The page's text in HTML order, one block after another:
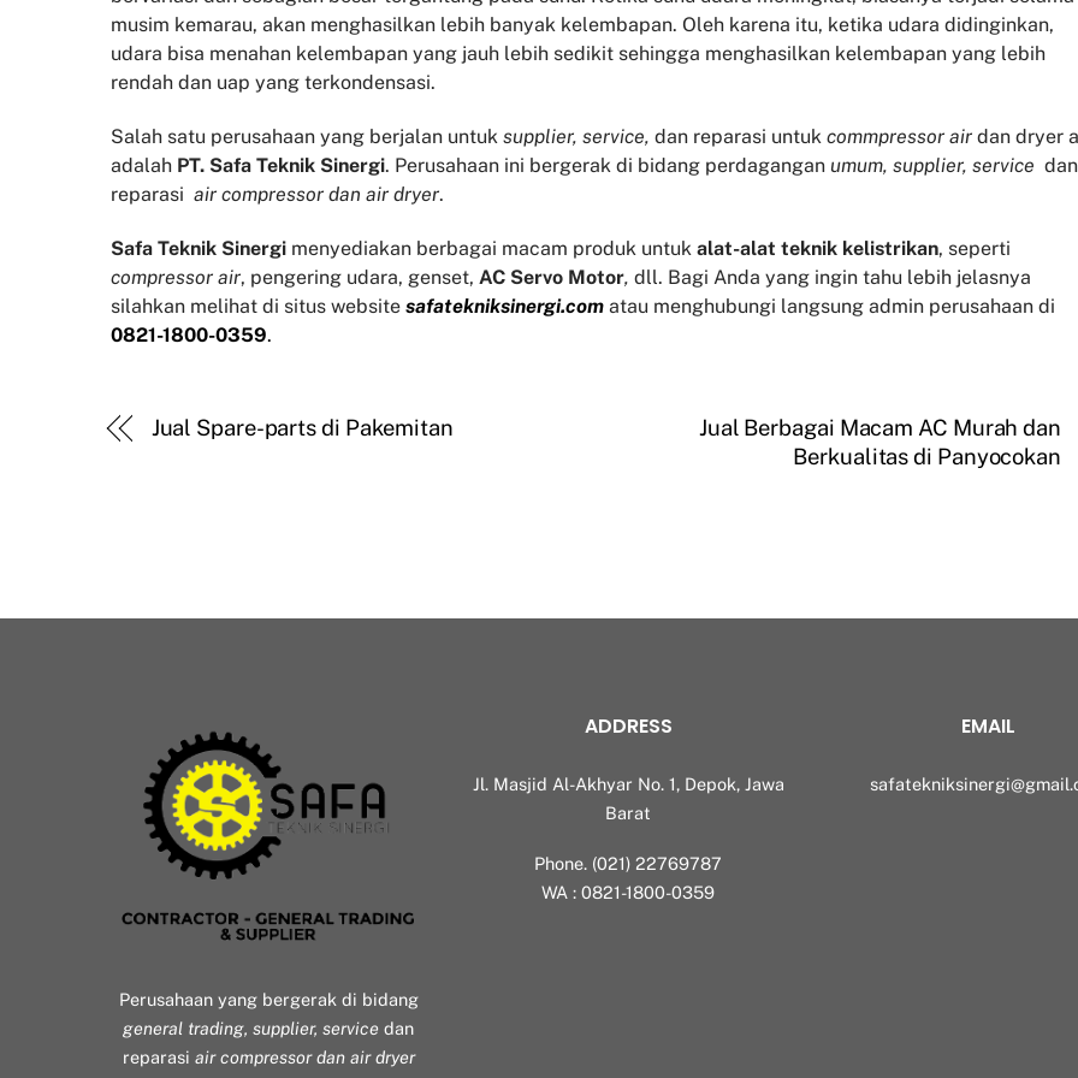
musim kemarau, akan menghasilkan lebih banyak kelembapan. Oleh karena itu, ketika udara didinginkan,
udara bisa menahan kelembapan yang jauh lebih sedikit sehingga menghasilkan kelembapan yang lebih
rendah dan uap yang terkondensasi.
Salah satu perusahaan yang berjalan untuk supplier, service, dan reparasi untuk commpressor air dan dryer
adalah PT. Safa Teknik Sinergi. Perusahaan ini bergerak di bidang perdagangan umum, supplier, service dan
reparasi air compressor dan air dryer.
Safa Teknik Sinergi menyediakan berbagai macam produk untuk alat-alat teknik kelistrikan, seperti
compressor air, pengering udara, genset, AC Servo Motor, dll. Bagi Anda yang ingin tahu lebih jelasnya
silahkan melihat di situs website safatekniksinergi.com atau menghubungi langsung admin perusahaan di
0821-1800-0359.
Jual Spare-parts di Pakemitan
Jual Berbagai Macam AC Murah dan
Berkualitas di Panyocokan
Perusahaan yang bergerak di bidang
general trading, supplier, service dan
reparasi air compressor dan air dryer
ADDRESS
Jl. Masjid Al-Akhyar No. 1, Depok, Jawa
Barat
Phone. (021) 22769787
WA : 0821-1800-0359
EMAIL